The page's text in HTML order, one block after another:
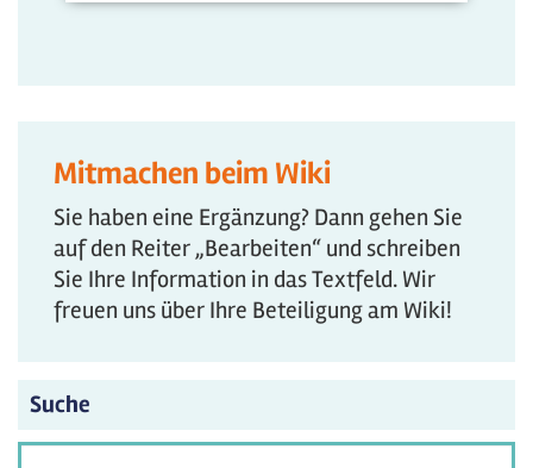
Mitmachen beim Wiki
Sie haben eine Ergänzung? Dann gehen Sie
auf den Reiter „Bearbeiten“ und schreiben
Sie Ihre Information in das Textfeld. Wir
freuen uns über Ihre Beteiligung am Wiki!
Suche